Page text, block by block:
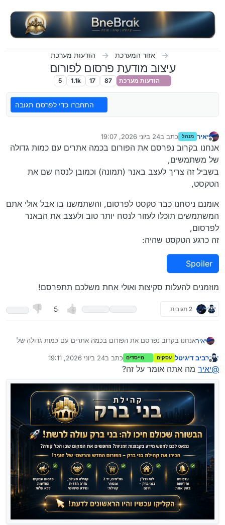
אזור המערכת הודעות מערכת
עיצוב מודעת פרסום לפורום
הודעות מערכת 87
17
1.1k
5
התחברו כדי לפרסם תגובה
מנותק
יאיר מנהל כתב ב24 ביוני 2026, 19:07
נערך לאחרונה על ידי
אנחנו בקרוב נפרסם את הפורום בכמה אתרים עם כמות גדולה
של משתמשים,
בשביל זה צריך לעצב באנר (תמונה) וכמובן לנסח שם את
הטקסט,
אומנם ניסחנו כבר טקסט לפרסום, והשתמשנו בו אבל אולי אתם
המשתמשים תוכלו לעזור לנסח יותר טוב ולעצב את הבאנר
לפרסום,
זה כרגע הטקסט שהיה:
Spoiler
מוזמנים להעלות סקיצות ואולי אחת משלכם תתפרסם!
2 תגובות 5
יאיראנחנו בקרוב נפרסם את הפורום בכמה אתרים עם כמות גדולה של
בשביל זה צריך לעצב באנר (תמונה) וכמובן לנסח שם את הטקסט,
אומנם ניסחנו כבר טקסט לפרסום, והשתמשנו בו אבל אולי אתם
המשתמשים תוכלו לעזור לנסח יותר טוב ולעצב את הבאנר לפרסום,
Spoiler
מוזמנים להעלות סקיצות ואולי אחת משלכם תתפרסם!
מנותק
רביב דיגיטל עסקים מייסדים כתב ב24 ביוני 2026, 19:11
נערך לאחרונה על ידי
@יאיר מה אתה אומר על זה?